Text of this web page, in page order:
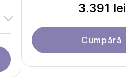
3.391 lei
Cumpără